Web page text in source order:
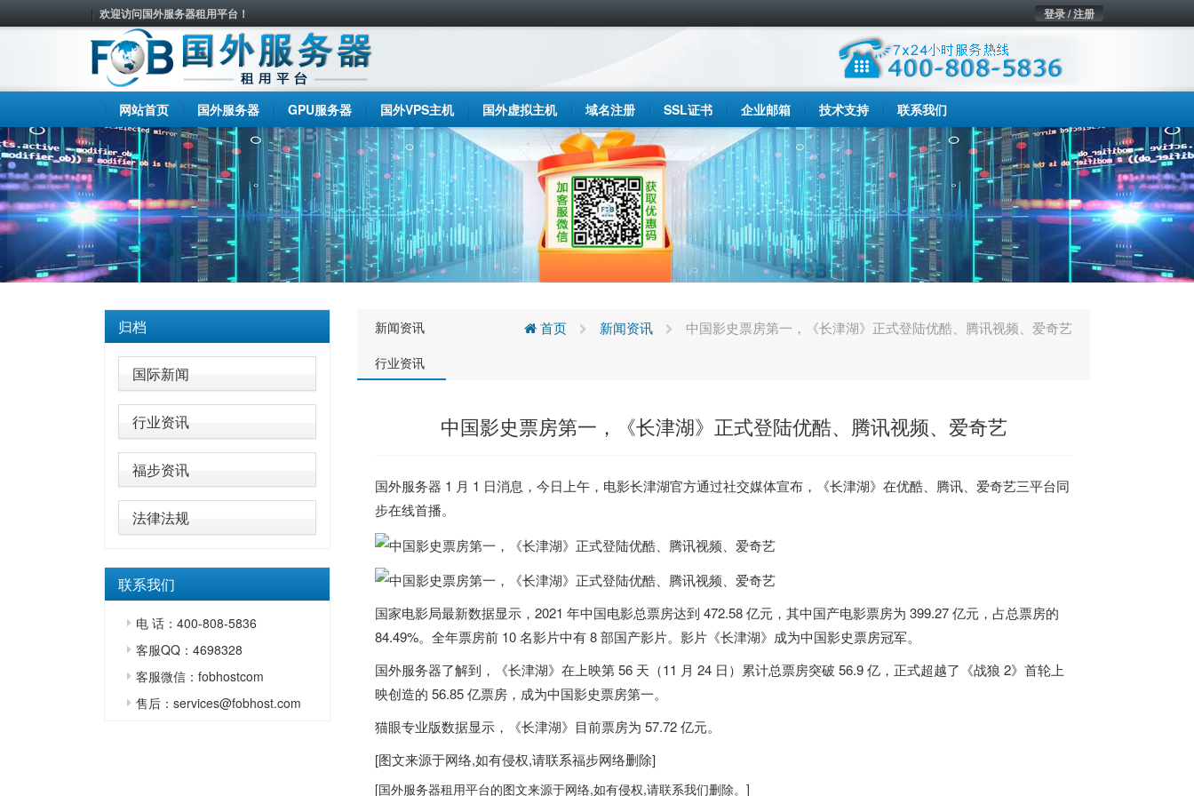
欢迎访问国外服务器租用平台！ 登录 / 注册
网站首页 国外服务器 GPU服务器 国外VPS主机 国外虚拟主机 域名注册 SSL证书 企业邮箱 技术支持 联系我们
归档
国际新闻
行业资讯
福步资讯
法律法规
联系我们
电 话：400-808-5836
客服QQ：4698328
客服微信：fobhostcom
售后：services@fobhost.com
新闻资讯
行业资讯
首页 新闻资讯 中国影史票房第一，《长津湖》正式登陆优酷、腾讯视频、爱奇艺
中国影史票房第一，《长津湖》正式登陆优酷、腾讯视频、爱奇艺
国外服务器 1 月 1 日消息，今日上午，电影长津湖官方通过社交媒体宣布，
《长津湖》在优酷、腾讯、爱奇艺三平台同
步在线首播。
国家电影局最新数据显示，2021 年中国电影总票房达到 472.58 亿元，其中国产电影票房为 399.27 亿元，占总票房的
84.49%。全年票房前 10 名影片中有 8 部国产影片。影片《长津湖》成为中国影史票房冠军。
国外服务器了解到，《长津湖》在上映第 56 天（11 月 24 日）累计总票房突破 56.9 亿，正式超越了《战狼 2》首轮上
映创造的 56.85 亿票房，成为中国影史票房第一。
猫眼专业版数据显示，《长津湖》目前票房为 57.72 亿元。
[图文来源于网络,如有侵权,请联系福步网络删除]
[国外服务器租用平台的图文来源于网络,如有侵权,请联系我们删除。]